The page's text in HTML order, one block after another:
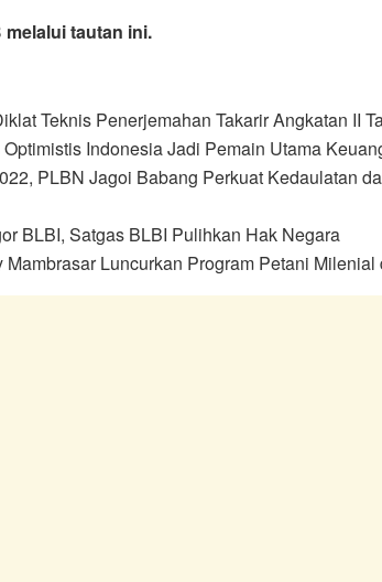
melaluitautan ini.
Teknis Penerjemahan Takarir Angkatan II
Indonesia Jadi Pemain Utama
PLBN Jagoi Babang Perkuat Kedaulatan
BLBI, Satgas BLBI Pulihkan Hak Negara
Luncurkan Program Petani Milenial